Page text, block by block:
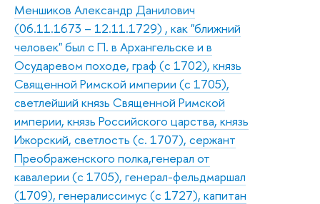
Меншиков Александр Данилович
(06.11.1673 – 12.11.1729) , как "ближний
человек" был с П. в Архангельске и в
Осударевом походе, граф (с 1702), князь
Священной Римской империи (с 1705),
светлейший князь Священной Римской
империи, князь Российского царства, князь
Ижорский, светлость (с. 1707), сержант
Преображенского полка,генерал от
кавалерии (с 1705), генерал-фельдмаршал
(1709), генералиссимус (с 1727), капитан